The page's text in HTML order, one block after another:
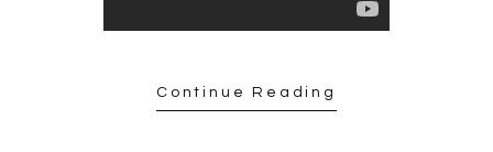
Continue Reading